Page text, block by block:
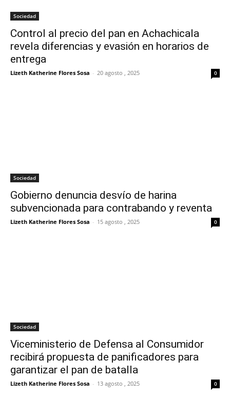
Sociedad
Control al precio del pan en Achachicala
revela diferencias y evasión en horarios de
entrega
Lizeth Katherine Flores Sosa - 20 agosto , 2025 0
Sociedad
Gobierno denuncia desvío de harina
subvencionada para contrabando y reventa
Lizeth Katherine Flores Sosa - 15 agosto , 2025 0
Sociedad
Viceministerio de Defensa al Consumidor
recibirá propuesta de panificadores para
garantizar el pan de batalla
Lizeth Katherine Flores Sosa - 13 agosto , 2025 0